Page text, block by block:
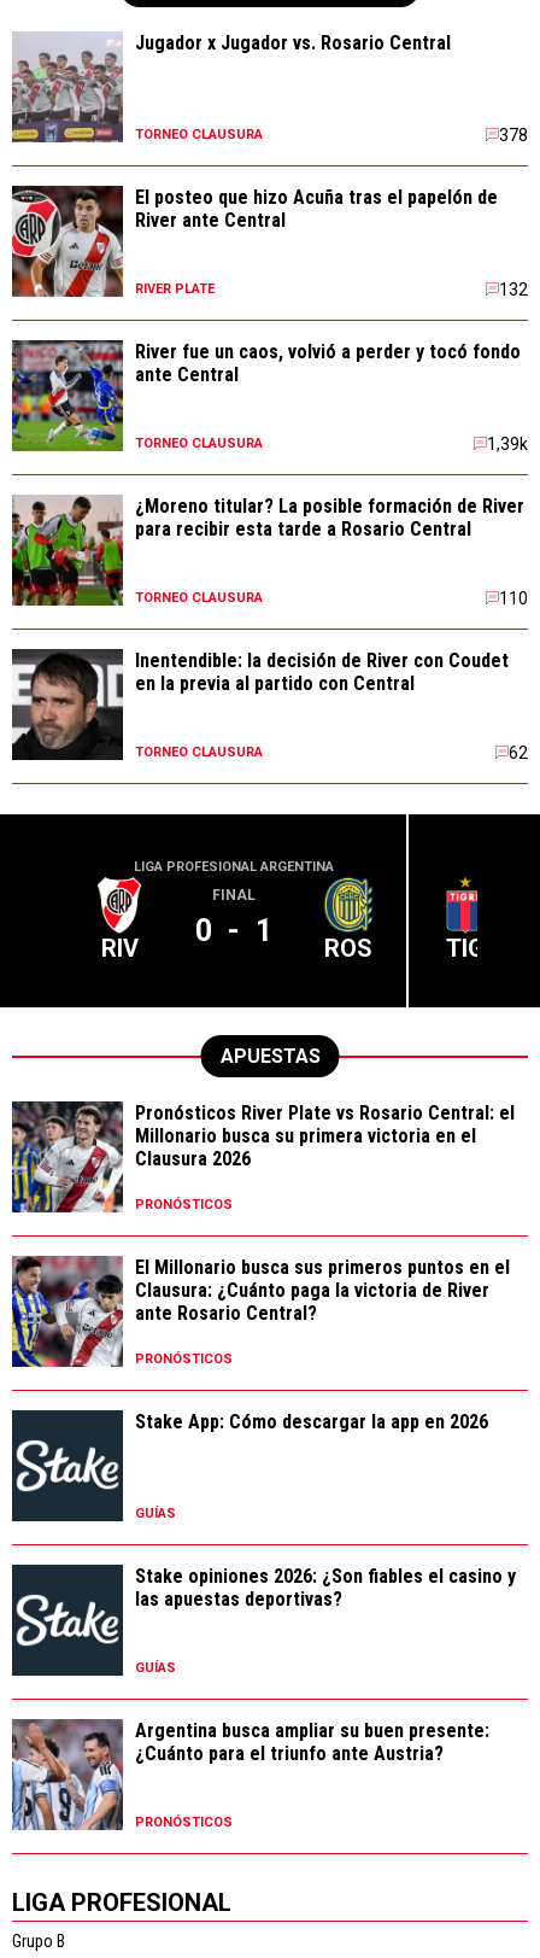
Jugador x Jugador vs. Rosario Central
TORNEO CLAUSURA 378
El posteo que hizo Acuña tras el papelón de
River ante Central
RIVER PLATE 132
River fue un caos, volvió a perder y tocó fondo
ante Central
TORNEO CLAUSURA 1,39k
¿Moreno titular? La posible formación de River
para recibir esta tarde a Rosario Central
TORNEO CLAUSURA 110
Inentendible: la decisión de River con Coudet
en la previa al partido con Central
TORNEO CLAUSURA 62
LIGA PROFESIONAL ARGENTINA
RIV
FINAL
0 - 1 ROS TIG
APUESTAS
Pronósticos River Plate vs Rosario Central: el
Millonario busca su primera victoria en el
Clausura 2026
PRONÓSTICOS
El Millonario busca sus primeros puntos en el
Clausura: ¿Cuánto paga la victoria de River
ante Rosario Central?
PRONÓSTICOS
Stake App: Cómo descargar la app en 2026
GUÍAS
Stake opiniones 2026: ¿Son fiables el casino y
las apuestas deportivas?
GUÍAS
Argentina busca ampliar su buen presente:
¿Cuánto para el triunfo ante Austria?
PRONÓSTICOS
LIGA PROFESIONAL